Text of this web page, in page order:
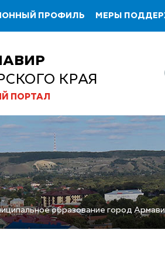
ПРОФИЛЬ МЕРЫ
КРАЯ
ПОРТАЛ
образование город